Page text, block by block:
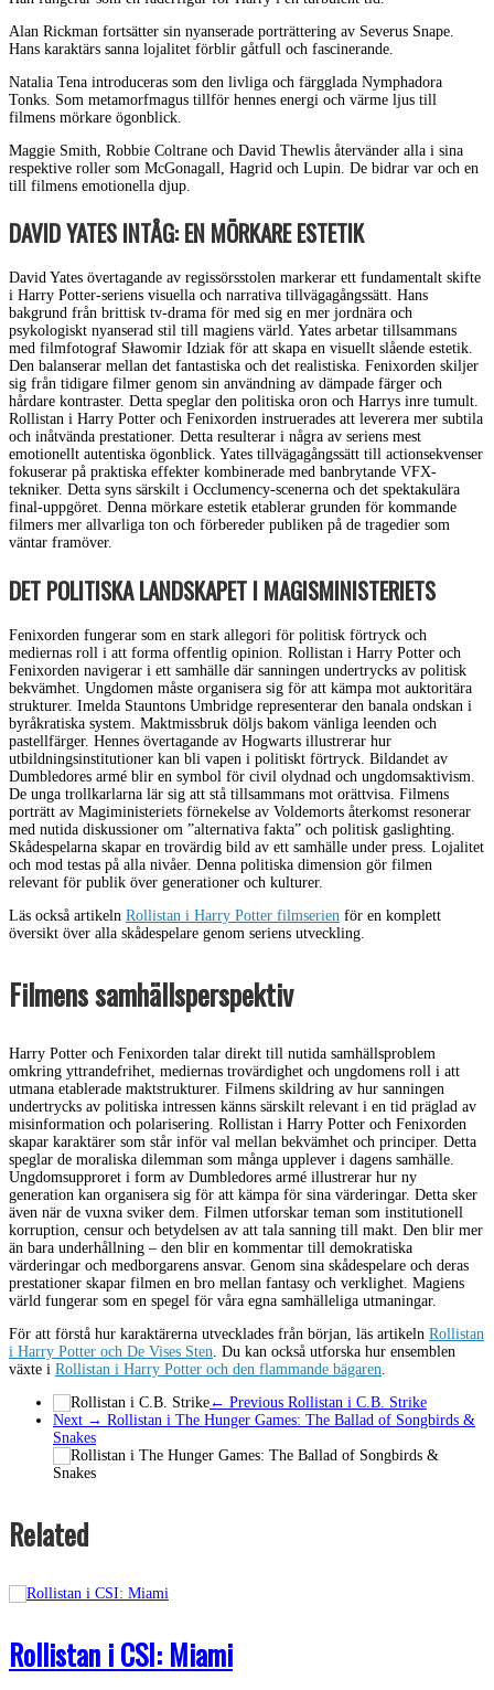
Alan Rickman fortsätter sin nyanserade porträttering av Severus Snape.
Hans karaktärs sanna lojalitet förblir gåtfull och fascinerande.
Natalia Tena introduceras som den livliga och färgglada Nymphadora
Tonks. Som metamorfmagus tillför hennes energi och värme ljus till
filmens mörkare ögonblick.
Maggie Smith, Robbie Coltrane och David Thewlis återvänder alla i sina
respektive roller som McGonagall, Hagrid och Lupin. De bidrar var och en
till filmens emotionella djup.
DAVID YATES INTÅG: EN MÖRKARE ESTETIK
David Yates övertagande av regissörsstolen markerar ett fundamentalt skifte
i Harry Potter-seriens visuella och narrativa tillvägagångssätt. Hans
bakgrund från brittisk tv-drama för med sig en mer jordnära och
psykologiskt nyanserad stil till magiens värld. Yates arbetar tillsammans
med filmfotograf Sławomir Idziak för att skapa en visuellt slående estetik.
Den balanserar mellan det fantastiska och det realistiska. Fenixorden skiljer
sig från tidigare filmer genom sin användning av dämpade färger och
hårdare kontraster. Detta speglar den politiska oron och Harrys inre tumult.
Rollistan i Harry Potter och Fenixorden instruerades att leverera mer subtila
och inåtvända prestationer. Detta resulterar i några av seriens mest
emotionellt autentiska ögonblick. Yates tillvägagångssätt till actionsekvenser
fokuserar på praktiska effekter kombinerade med banbrytande VFX-
tekniker. Detta syns särskilt i Occlumency-scenerna och det spektakulära
final-uppgöret. Denna mörkare estetik etablerar grunden för kommande
filmers mer allvarliga ton och förbereder publiken på de tragedier som
väntar framöver.
DET POLITISKA LANDSKAPET I MAGISMINISTERIETS
Fenixorden fungerar som en stark allegori för politisk förtryck och
mediernas roll i att forma offentlig opinion. Rollistan i Harry Potter och
Fenixorden navigerar i ett samhälle där sanningen undertrycks av politisk
bekvämhet. Ungdomen måste organisera sig för att kämpa mot auktoritära
strukturer. Imelda Stauntons Umbridge representerar den banala ondskan i
byråkratiska system. Maktmissbruk döljs bakom vänliga leenden och
pastellfärger. Hennes övertagande av Hogwarts illustrerar hur
utbildningsinstitutioner kan bli vapen i politiskt förtryck. Bildandet av
Dumbledores armé blir en symbol för civil olydnad och ungdomsaktivism.
De unga trollkarlarna lär sig att stå tillsammans mot orättvisa. Filmens
porträtt av Magiministeriets förnekelse av Voldemorts återkomst resonerar
med nutida diskussioner om ”alternativa fakta” och politisk gaslighting.
Skådespelarna skapar en trovärdig bild av ett samhälle under press. Lojalitet
och mod testas på alla nivåer. Denna politiska dimension gör filmen
relevant för publik över generationer och kulturer.
Läs också artikeln Rollistan i Harry Potter filmserien för en komplett
översikt över alla skådespelare genom seriens utveckling.
Filmens samhällsperspektiv
Harry Potter och Fenixorden talar direkt till nutida samhällsproblem
omkring yttrandefrihet, mediernas trovärdighet och ungdomens roll i att
utmana etablerade maktstrukturer. Filmens skildring av hur sanningen
undertrycks av politiska intressen känns särskilt relevant i en tid präglad av
misinformation och polarisering. Rollistan i Harry Potter och Fenixorden
skapar karaktärer som står inför val mellan bekvämhet och principer. Detta
speglar de moraliska dilemman som många upplever i dagens samhälle.
Ungdomsupproret i form av Dumbledores armé illustrerar hur ny
generation kan organisera sig för att kämpa för sina värderingar. Detta sker
även när de vuxna sviker dem. Filmen utforskar teman som institutionell
korruption, censur och betydelsen av att tala sanning till makt. Den blir mer
än bara underhållning – den blir en kommentar till demokratiska
värderingar och medborgarens ansvar. Genom sina skådespelare och deras
prestationer skapar filmen en bro mellan fantasy och verklighet. Magiens
värld fungerar som en spegel för våra egna samhälleliga utmaningar.
För att förstå hur karaktärerna utvecklades från början, läs artikeln Rollistan
i Harry Potter och De Vises Sten. Du kan också utforska hur ensemblen
växte i Rollistan i Harry Potter och den flammande bägaren.
← Previous Rollistan i C.B. Strike
Next → Rollistan i The Hunger Games: The Ballad of Songbirds &
Snakes
Related
Rollistan i CSI: Miami